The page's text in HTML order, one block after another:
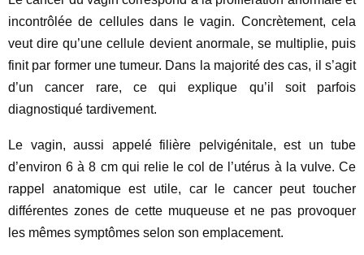
incontrôlée de cellules dans le vagin. Concrètement, cela
veut dire qu’une cellule devient anormale, se multiplie, puis
finit par former une tumeur. Dans la majorité des cas, il s’agit
d’un cancer rare, ce qui explique qu’il soit parfois
diagnostiqué tardivement.
Le vagin, aussi appelé filière pelvigénitale, est un tube
d’environ 6 à 8 cm qui relie le col de l’utérus à la vulve. Ce
rappel anatomique est utile, car le cancer peut toucher
différentes zones de cette muqueuse et ne pas provoquer
les mêmes symptômes selon son emplacement.